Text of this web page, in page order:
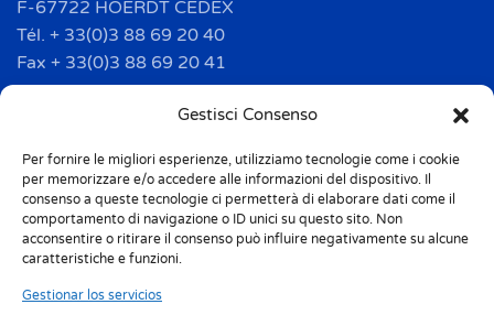
Gestisci Consenso
Per fornire le migliori esperienze, utilizziamo tecnologie come i cookie
per memorizzare e/o accedere alle informazioni del dispositivo. Il
consenso a queste tecnologie ci permetterà di elaborare dati come il
comportamento di navigazione o ID unici su questo sito. Non
acconsentire o ritirare il consenso può influire negativamente su alcune
caratteristiche e funzioni.
Gestionar los servicios
F-67722 HOERDT CEDEX
Tél. + 33(0)3 88 69 20 40
Fax + 33(0)3 88 69 20 41
info.france@m-home.com
Mondex Menaje España S.a.
Address: Ctra de Girona, km. 101.5
E-17160 Angles (Girona)
Tel. + 34 9 72 42 32 50